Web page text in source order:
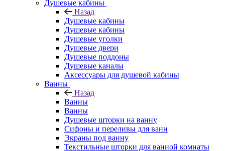
Душевые кабины
Назад
Душевые кабины
Душевые кабины
Душевые уголки
Душевые двери
Душевые поддоны
Душевые каналы
Аксессуары для душевой кабины
Ванны
Назад
Ванны
Ванны
Душевые шторки на ванну
Сифоны и переливы для ванн
Экраны под ванну
Текстильные шторки для ванной комнаты